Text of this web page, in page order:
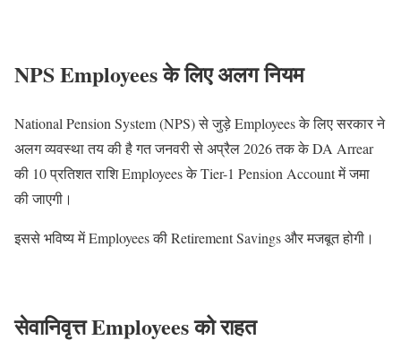
NPS Employees के लिए अलग नियम
National Pension System (NPS) से जुड़े Employees के लिए सरकार ने
अलग व्यवस्था तय की है गत जनवरी से अप्रैल 2026 तक के DA Arrear
की 10 प्रतिशत राशि Employees के Tier-1 Pension Account में जमा
की जाएगी।
इससे भविष्य में Employees की Retirement Savings और मजबूत होगी।
सेवानिवृत्त Employees को राहत